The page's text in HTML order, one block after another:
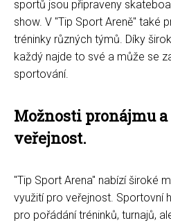
sportů jsou připraveny
show. V "Tip Sport Areně" také
tréninky různých týmů. Díky
každý najde to své a může se
sportování.
Možnosti pronájmu
veřejnost.
"Tip Sport Arena" nabízí široké
využití pro veřejnost. Sportovní
pro pořádání tréninků, turnajů,